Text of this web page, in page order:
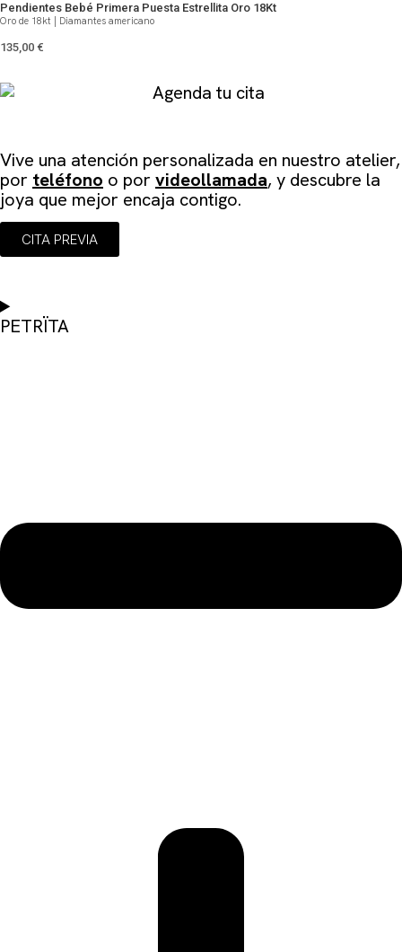
Pendientes Bebé Primera Puesta Estrellita Oro 18Kt
Oro de 18kt | Diamantes americano
135,00 €
Vive una atención personalizada en nuestro atelier,
por teléfono o por videollamada, y descubre la
joya que mejor encaja contigo.
CITA PREVIA
PETRÏTA